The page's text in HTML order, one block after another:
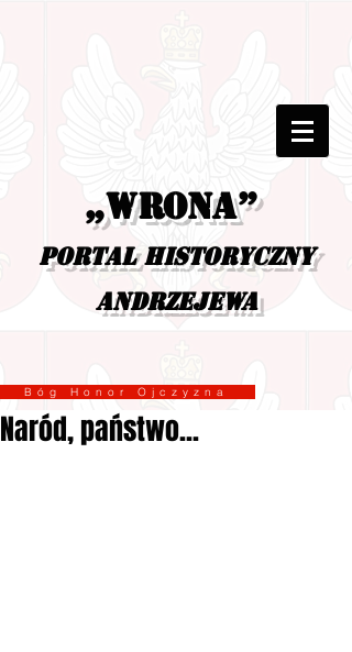
„Wrona”
portal historyczny
Andrzejewa
Honor Ojczyzna
Naród, państwo...